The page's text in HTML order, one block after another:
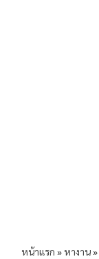
หน้าแรก »หางาน»